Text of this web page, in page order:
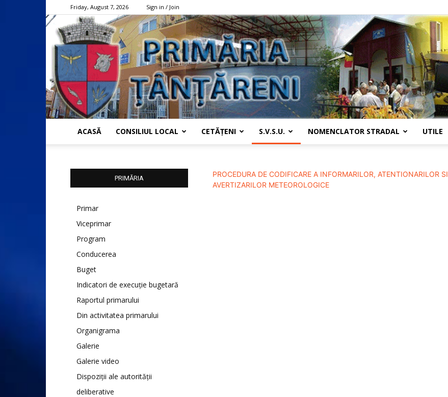
Friday, August 7, 2026 Sign in / Join
ACASĂ CONSILIUL LOCAL CETĂȚENI S.V.S.U. NOMENCLATOR STRADAL UTILE
PRIMĂRIA
Primar
Viceprimar
Program
Conducerea
Buget
Indicatori de execuție bugetară
Raportul primarului
Din activitatea primarului
Organigrama
Galerie
Galerie video
Dispoziții ale autorității
deliberative
PROCEDURA DE CODIFICARE A INFORMARILOR, ATENTIONARILOR SI
AVERTIZARILOR METEOROLOGICE